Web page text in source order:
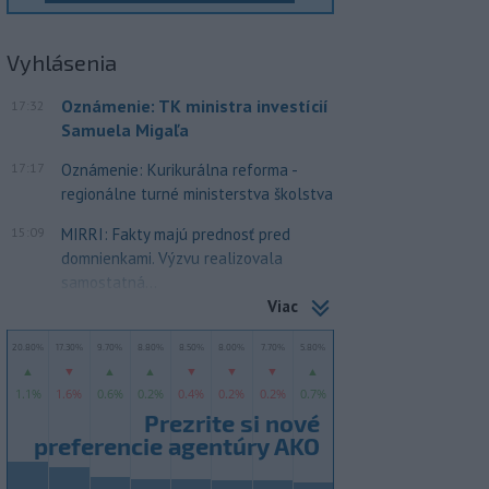
Vyhlásenia
17:32
Oznámenie: TK ministra investícií
Samuela Migaľa
17:17
Oznámenie: Kurikurálna reforma -
regionálne turné ministerstva školstva
15:09
MIRRI: Fakty majú prednosť pred
domnienkami. Výzvu realizovala
samostatná...
Viac